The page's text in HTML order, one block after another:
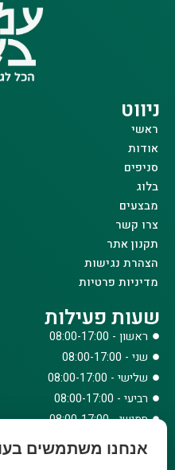
ניווט
ראשי
אודות
סניפים
בלוג
מבצעים
צרו קשר
תקנון אתר
הצהרת נגישות
מדיניות פרטיות
שעות פעילות
ראשון - 08:00-17:00
שני - 08:00-17:00
שלישי - 08:00-17:00
רביעי - 08:00-17:00
חמישי - 08:00-17:00
אנחנו משתמשים